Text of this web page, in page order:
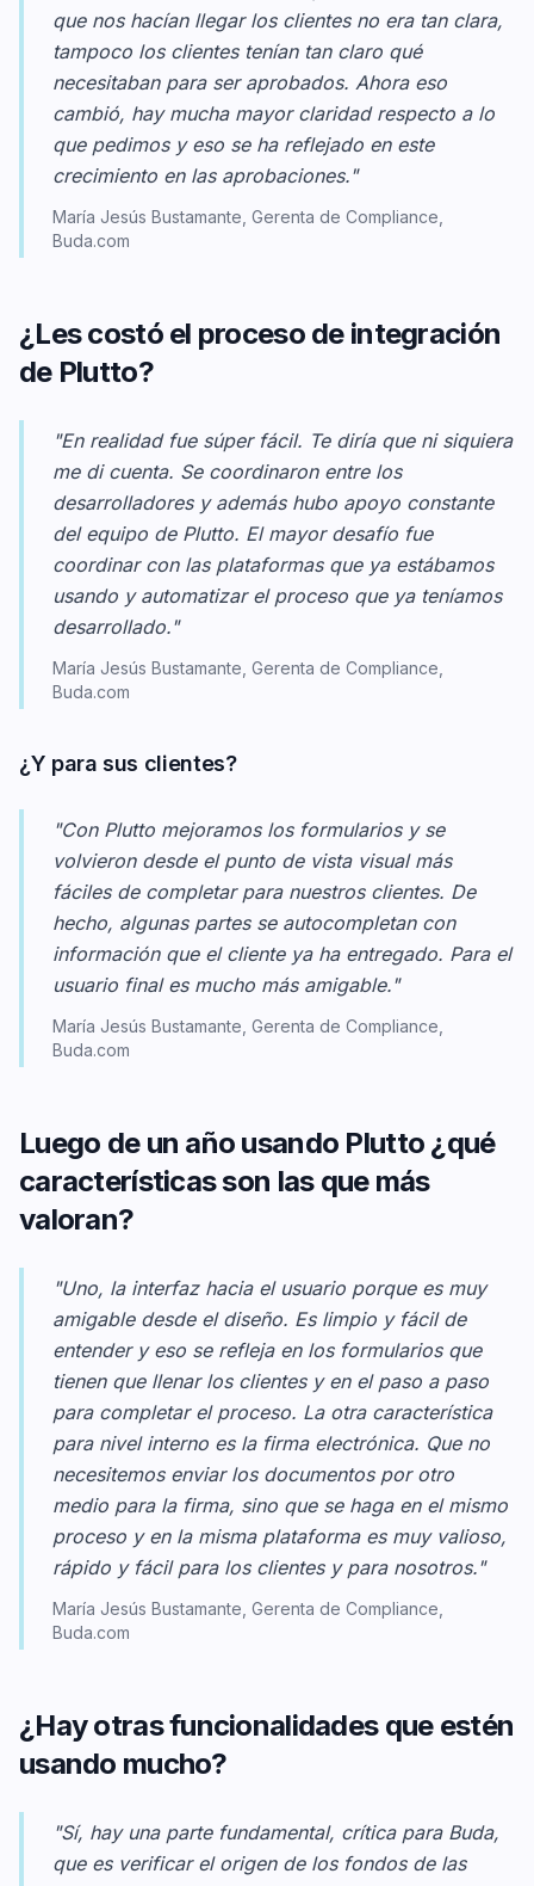
que nos hacían llegar los clientes no era tan clara,
tampoco los clientes tenían tan claro qué
necesitaban para ser aprobados. Ahora eso
cambió, hay mucha mayor claridad respecto a lo
que pedimos y eso se ha reflejado en este
crecimiento en las aprobaciones."
María Jesús Bustamante, Gerenta de Compliance,
Buda.com
¿Les costó el proceso de integración
de Plutto?
"En realidad fue súper fácil. Te diría que ni siquiera
me di cuenta. Se coordinaron entre los
desarrolladores y además hubo apoyo constante
del equipo de Plutto. El mayor desafío fue
coordinar con las plataformas que ya estábamos
usando y automatizar el proceso que ya teníamos
desarrollado."
María Jesús Bustamante, Gerenta de Compliance,
Buda.com
¿Y para sus clientes?
"Con Plutto mejoramos los formularios y se
volvieron desde el punto de vista visual más
fáciles de completar para nuestros clientes. De
hecho, algunas partes se autocompletan con
información que el cliente ya ha entregado. Para el
usuario final es mucho más amigable."
María Jesús Bustamante, Gerenta de Compliance,
Buda.com
Luego de un año usando Plutto ¿qué
características son las que más
valoran?
"Uno, la interfaz hacia el usuario porque es muy
amigable desde el diseño. Es limpio y fácil de
entender y eso se refleja en los formularios que
tienen que llenar los clientes y en el paso a paso
para completar el proceso. La otra característica
para nivel interno es la firma electrónica. Que no
necesitemos enviar los documentos por otro
medio para la firma, sino que se haga en el mismo
proceso y en la misma plataforma es muy valioso,
rápido y fácil para los clientes y para nosotros."
María Jesús Bustamante, Gerenta de Compliance,
Buda.com
¿Hay otras funcionalidades que estén
usando mucho?
"Sí, hay una parte fundamental, crítica para Buda,
que es verificar el origen de los fondos de las